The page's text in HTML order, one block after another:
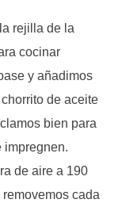
rejilla de la
cocinar
y añadimos
de aceite
bien para
impregnen.
de aire a 190
cada